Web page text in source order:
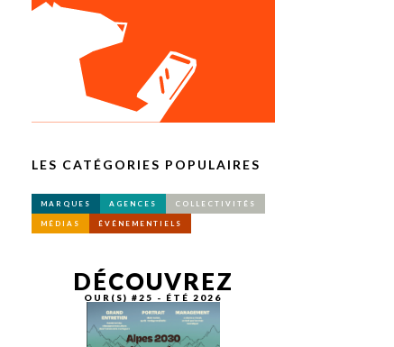
LES CATÉGORIES POPULAIRES
MARQUES AGENCES COLLECTIVITÉS
MÉDIAS ÉVÉNEMENTIELS
DÉCOUVREZ
OUR(S) #25 - ÉTÉ 2026